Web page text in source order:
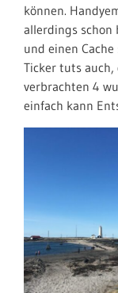
können.
allerdings schon
und einen
Ticker tuts auch,
verbrachten 4
einfach kann